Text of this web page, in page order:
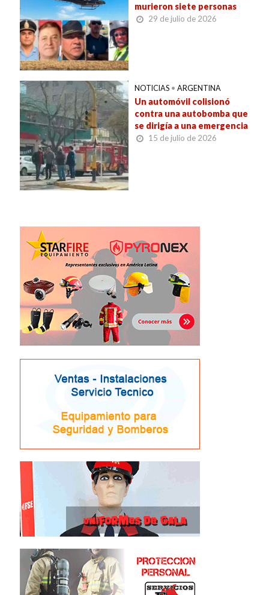
murieron siete personas
29 de julio de 2026
NOTICIAS • ARGENTINA
Un automóvil colisionó
contra una autobomba que
se dirigía a una emergencia
15 de julio de 2026